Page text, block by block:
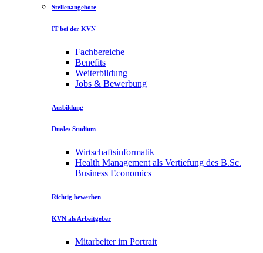
Stellenangebote
IT bei der KVN
Fachbereiche
Benefits
Weiterbildung
Jobs & Bewerbung
Ausbildung
Duales Studium
Wirtschaftsinformatik
Health Management als Vertiefung des B.Sc.
Business Economics
Richtig bewerben
KVN als Arbeitgeber
Mitarbeiter im Portrait